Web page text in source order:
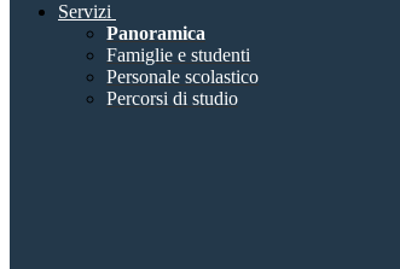
Servizi
Panoramica
Famiglie e studenti
Personale scolastico
Percorsi di studio